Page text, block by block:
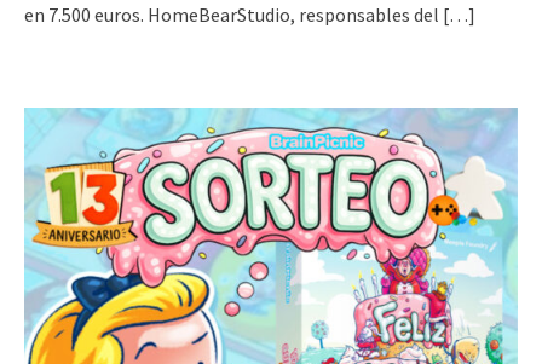
en 7.500 euros. HomeBearStudio, responsables del […]